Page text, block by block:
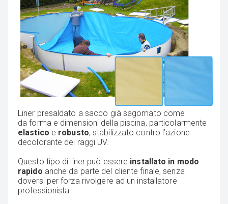
Liner presaldato a sacco già sagomato come
da forma e dimensioni della piscina, particolarmente
elastico e robusto, stabilizzato contro l’azione
decolorante dei raggi UV.
Questo tipo di liner può essere installato in modo
rapido anche da parte del cliente finale, senza
doversi per forza rivolgere ad un installatore
professionista.